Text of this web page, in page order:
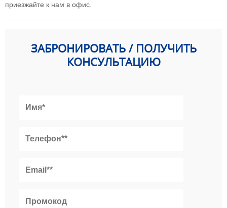
приезжайте к нам в офис.
ЗАБРОНИРОВАТЬ / ПОЛУЧИТЬ
КОНСУЛЬТАЦИЮ